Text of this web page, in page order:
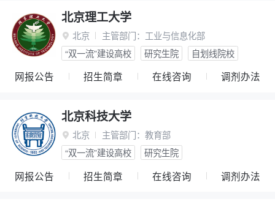
北京理工大学
 北京 主管部门： 工业与信息化部
“双一流”建设高校
研究生院 自划线院校
网报公告 招生简章 在线咨询 调剂办法
北京科技大学
 北京 主管部门： 教育部
“双一流”建设高校
研究生院
网报公告 招生简章 在线咨询 调剂办法